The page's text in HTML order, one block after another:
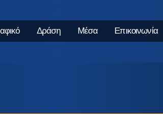
Δράση Μέσα Επικοινωνία